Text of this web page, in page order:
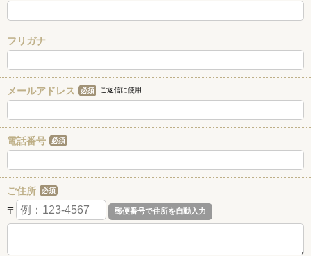
フリガナ
メールアドレス 必須 ご返信に使用
電話番号 必須
ご住所 必須
〒